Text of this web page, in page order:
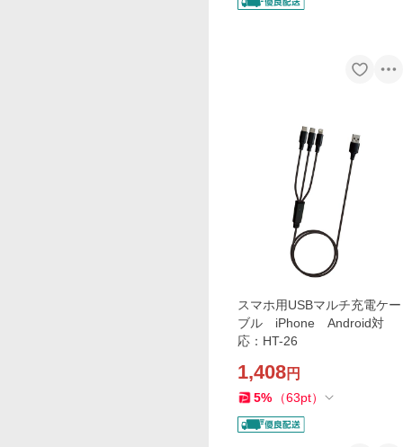
スマホ用USBマルチ充電ケー
ブル iPhone Android対
応：HT-26
1,408円
5% （63pt）